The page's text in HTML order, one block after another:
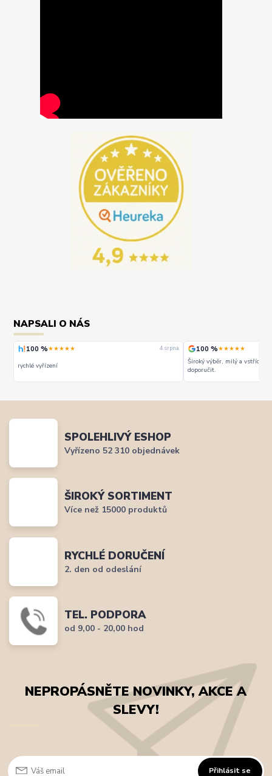
NAPSALI O NÁS
100 %★★★★★ 4. srpna
rychlé vyřízení
100 %★★★★★
Široký výběr, milý a vstřícný
doporučit.
SPOLEHLIVÝ ESHOP
Vyřízeno 52 310 objednávek
ŠIROKÝ SORTIMENT
Více než 15000 produktů
RYCHLÉ DORUČENÍ
2. den od odeslání
TEL. PODPORA
od 9,00 - 20,00 hod
NEPROPÁSNĚTE NOVINKY, AKCE A
SLEVY!
Přihlásit se